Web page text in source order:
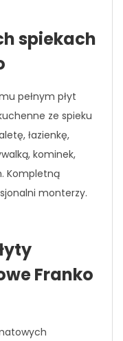
spiekach
pełnym płyt
ze spieku
łazienkę,
kominek,
Kompletną
monterzy.
Franko